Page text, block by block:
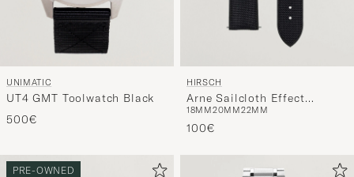
UNIMATIC
UT4 GMT Toolwatch Black
500€
HIRSCH
Arne Sailcloth Effect
Performance Watch Strap
Black
18MM20MM22MM
100€
PRE-OWNED